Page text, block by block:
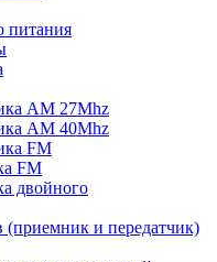
питания
AM 27Mhz
AM 40Mhz
FM
FM
двойного
(приемник и передатчик)